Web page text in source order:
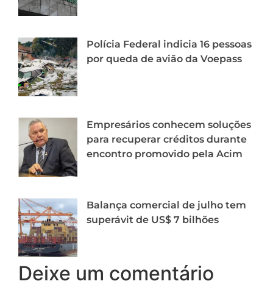
Polícia Federal indicia 16 pessoas
por queda de avião da Voepass
Empresários conhecem soluções
para recuperar créditos durante
encontro promovido pela Acim
Balança comercial de julho tem
superávit de US$ 7 bilhões
Deixe um comentário